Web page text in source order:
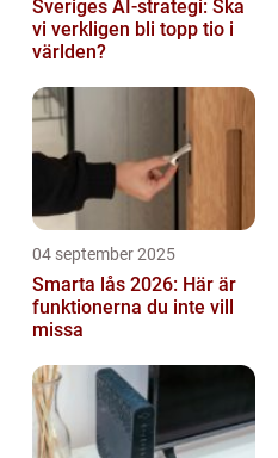
Sveriges AI-strategi: Ska
vi verkligen bli topp tio i
världen?
04 september 2025
Smarta lås 2026: Här är
funktionerna du inte vill
missa